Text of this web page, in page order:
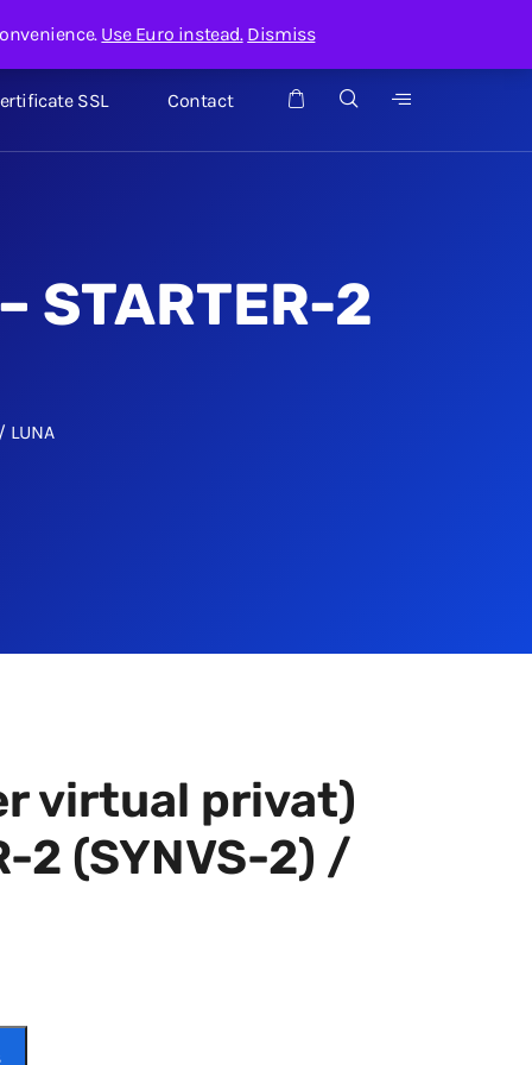
Contul meu Suport Admin servicii
SSL Contact
STARTER-2
LUNA
virtual privat)
2 (SYNVS-2) /
Use Euro instead. Dismiss